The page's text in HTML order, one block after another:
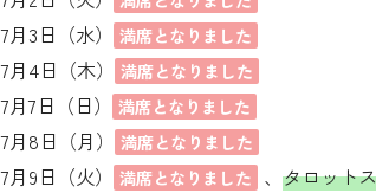
7月3日（水） 満席となりました
7月4日（木） 満席となりました
7月7日（日） 満席となりました
7月8日（月） 満席となりました
7月9日（火） 満席となりました 、タロット